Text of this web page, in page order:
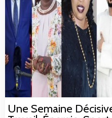
Une Semaine